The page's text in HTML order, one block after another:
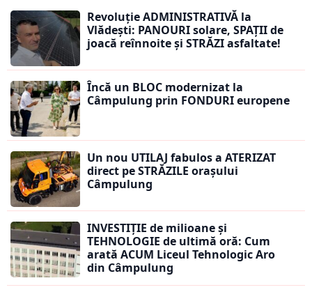
Revoluție ADMINISTRATIVĂ la
Vlădești: PANOURI solare, SPAȚII de
joacă reînnoite și STRĂZI asfaltate!
Încă un BLOC modernizat la
Câmpulung prin FONDURI europene
Un nou UTILAJ fabulos a ATERIZAT
direct pe STRĂZILE orașului
Câmpulung
INVESTIȚIE de milioane și
TEHNOLOGIE de ultimă oră: Cum
arată ACUM Liceul Tehnologic Aro
din Câmpulung